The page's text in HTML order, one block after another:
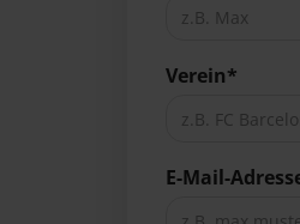
Verein*
E-Mail-